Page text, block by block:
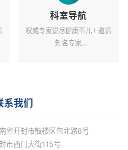
科室导航
权威专家说尽健康事儿 ! 邀请
知名专家
系我们
省开封市鼓楼区包北路8号
市西门大街115号